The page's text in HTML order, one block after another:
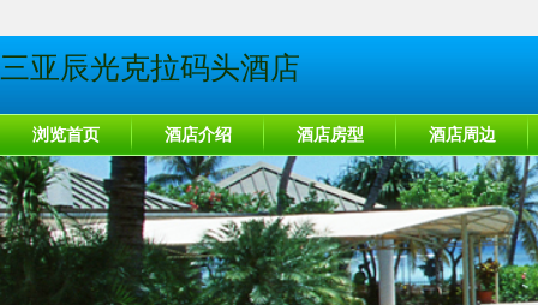
三亚辰光克拉码头酒店
浏览首页 酒店介绍 酒店房型 酒店周边